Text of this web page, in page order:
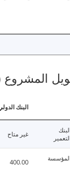
المشروع
البنك
غير متاح
400.00